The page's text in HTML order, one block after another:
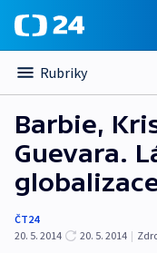
Rubriky
Barbie,
Guevara.
ČT24
20. 5. 2014
20. 5. 2014 |